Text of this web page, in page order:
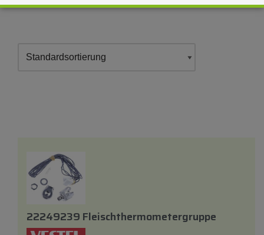
22249239 Fleischthermometergruppe